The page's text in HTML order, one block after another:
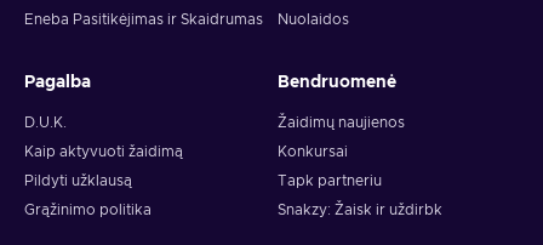
Eneba Pasitikėjimas ir Skaidrumas
Nuolaidos
Pagalba
D.U.K.
Kaip aktyvuoti žaidimą
Pildyti užklausą
Grąžinimo politika
Bendruomenė
Žaidimų naujienos
Konkursai
Tapk partneriu
Snakzy: Žaisk ir uždirbk